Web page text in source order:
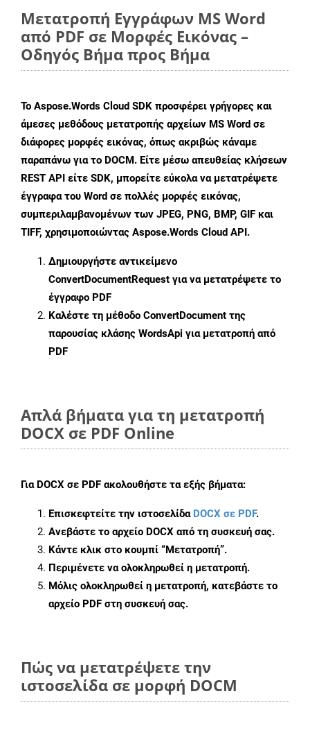
Μετατροπή Εγγράφων MS Word
από PDF σε Μορφές Εικόνας –
Οδηγός Βήμα προς Βήμα
Το Aspose.Words Cloud SDK προσφέρει γρήγορες και
άμεσες μεθόδους μετατροπής αρχείων MS Word σε
διάφορες μορφές εικόνας, όπως ακριβώς κάναμε
παραπάνω για το DOCM. Είτε μέσω απευθείας κλήσεων
REST API είτε SDK, μπορείτε εύκολα να μετατρέψετε
έγγραφα του Word σε πολλές μορφές εικόνας,
συμπεριλαμβανομένων των JPEG, PNG, BMP, GIF και
TIFF, χρησιμοποιώντας Aspose.Words Cloud API.
Δημιουργήστε αντικείμενο
ConvertDocumentRequest για να μετατρέψετε το
έγγραφο PDF
Καλέστε τη μέθοδο ConvertDocument της
παρουσίας κλάσης WordsApi για μετατροπή από
PDF
Απλά βήματα για τη μετατροπή
DOCX σε PDF Online
Για DOCX σε PDF ακολουθήστε τα εξής βήματα:
Επισκεφτείτε την ιστοσελίδα DOCX σε PDF.
Ανεβάστε το αρχείο DOCX από τη συσκευή σας.
Κάντε κλικ στο κουμπί “Μετατροπή”.
Περιμένετε να ολοκληρωθεί η μετατροπή.
Μόλις ολοκληρωθεί η μετατροπή, κατεβάστε το
αρχείο PDF στη συσκευή σας.
Πώς να μετατρέψετε την
ιστοσελίδα σε μορφή DOCM